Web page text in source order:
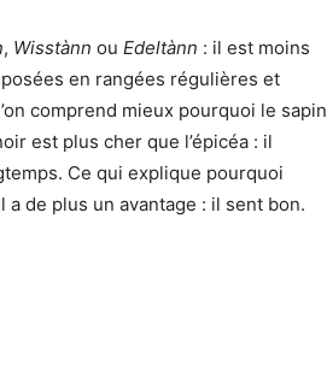
, Wisstànn ou Edeltànn : il est moins
en rangées régulières et
comprend mieux pourquoi le sapin
est plus cher que l’épicéa : il
Ce qui explique pourquoi
de plus un avantage : il sent bon.